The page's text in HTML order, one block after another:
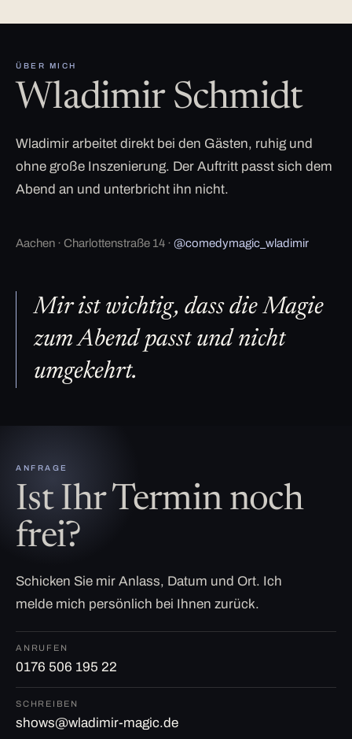
ÜBER MICH
Wladimir Schmidt
Wladimir arbeitet direkt bei den Gästen, ruhig und
ohne große Inszenierung. Der Auftritt passt sich dem
Abend an und unterbricht ihn nicht.
Aachen · Charlottenstraße 14 · @comedymagic_wladimir
Mir ist wichtig, dass die Magie
zum Abend passt und nicht
umgekehrt.
ANFRAGE
Ist Ihr Termin noch
frei?
Schicken Sie mir Anlass, Datum und Ort. Ich
melde mich persönlich bei Ihnen zurück.
ANRUFEN
0176 506 195 22
SCHREIBEN
shows@wladimir-magic.de